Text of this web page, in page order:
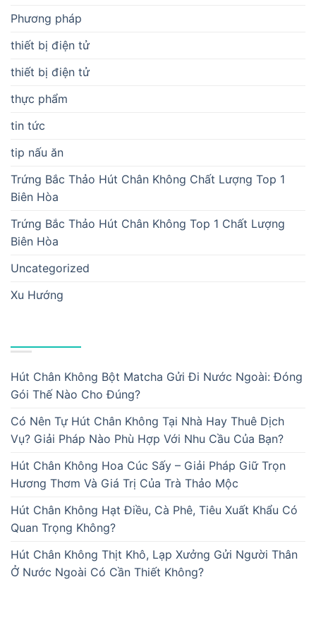
Phương pháp
thiết bị điện tử
thiết bị điện tử
thực phẩm
tin tức
tip nấu ăn
Trứng Bắc Thảo Hút Chân Không Chất Lượng Top 1
Biên Hòa
Trứng Bắc Thảo Hút Chân Không Top 1 Chất Lượng
Biên Hòa
Uncategorized
Xu Hướng
Hút Chân Không Bột Matcha Gửi Đi Nước Ngoài: Đóng
Gói Thế Nào Cho Đúng?
Có Nên Tự Hút Chân Không Tại Nhà Hay Thuê Dịch
Vụ? Giải Pháp Nào Phù Hợp Với Nhu Cầu Của Bạn?
Hút Chân Không Hoa Cúc Sấy – Giải Pháp Giữ Trọn
Hương Thơm Và Giá Trị Của Trà Thảo Mộc
Hút Chân Không Hạt Điều, Cà Phê, Tiêu Xuất Khẩu Có
Quan Trọng Không?
Hút Chân Không Thịt Khô, Lạp Xưởng Gửi Người Thân
Ở Nước Ngoài Có Cần Thiết Không?